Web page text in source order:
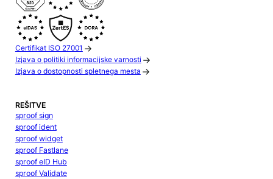
Certifikat ISO 27001
Izjava o politiki informacijske varnosti
Izjava o dostopnosti spletnega mesta
REŠITVE
sproof sign
sproof ident
sproof widget
sproof Fastlane
sproof eID Hub
sproof Validate